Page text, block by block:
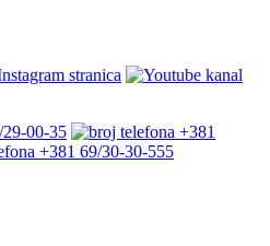
00-35
+381
+381 69/30-30-555